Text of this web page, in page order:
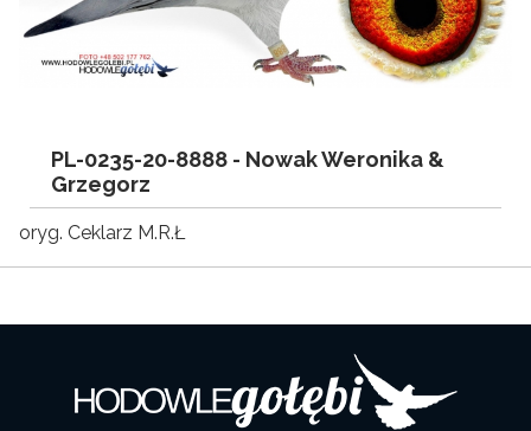
PL-0235-20-8888 - Nowak Weronika &
Grzegorz
oryg. Ceklarz M.R.Ł